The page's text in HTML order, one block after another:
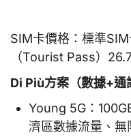
SIM卡價格：標準
（Tourist Pass）
Di Più方案（數據+通
Young 5G：
濟區數據流量、無